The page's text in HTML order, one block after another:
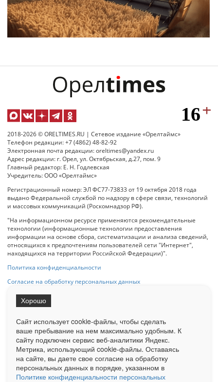
2018-2026 © ORELTIMES.RU | Сетевое издание «Орелтаймс»
Телефон редакции: +7 (4862) 48-82-92
Электронная почта редакции: oreltimes@yandex.ru
Адрес редакции: г. Орел, ул. Октябрьская, д.27, пом. 9
Главный редактор: Е. Н. Годлевская
Учредитель: ООО «Орелтаймс»
Регистрационный номер: ЭЛ ФС77-73833 от 19 октября 2018 года
выдано Федеральной службой по надзору в сфере связи, технологий
и массовых коммуникаций (Роскомнадзор РФ).
"На информационном ресурсе применяются рекомендательные
технологии (информационные технологии предоставления
информации на основе сбора, систематизации и анализа сведений,
относящихся к предпочтениям пользователей сети "Интернет",
находящихся на территории Российской Федерации)".
Политика конфиденциальности
Согласие на обработку персональных данных
При использовании любого материала с данного сайта гипер-ссылка
на Сетевое издание «ОрелТаймс» обязательна.
Ограниченная статистика посещаемости доступна на сайте
Liveinternet.ru . Подробная статистика для рекламодателей по запросу
у менеджера.
Реклама Документы О нас Контакты
Сайт использует cookie-файлы, чтобы сделать
ваше пребывание на нем максимально удобным. К
cайту подключен сервис веб-аналитики Яндекс.
Метрика, использующий cookie-файлы. Оставаясь
на сайте, вы даете свое согласие на обработку
персональных данных в порядке, указанном в
Политике конфиденциальности персональных
Хорошо